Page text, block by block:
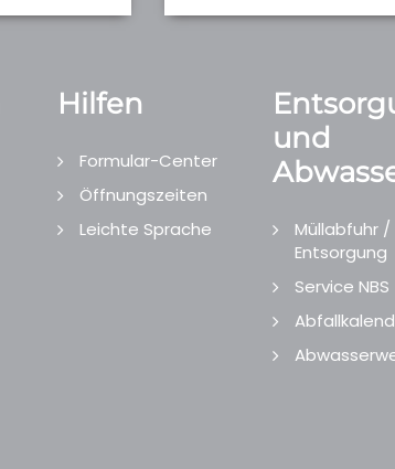
Hilfen
Formular-Center
Öffnungszeiten
Leichte Sprache
und
Müllabfuhr /
Entsorgung
Service NBS